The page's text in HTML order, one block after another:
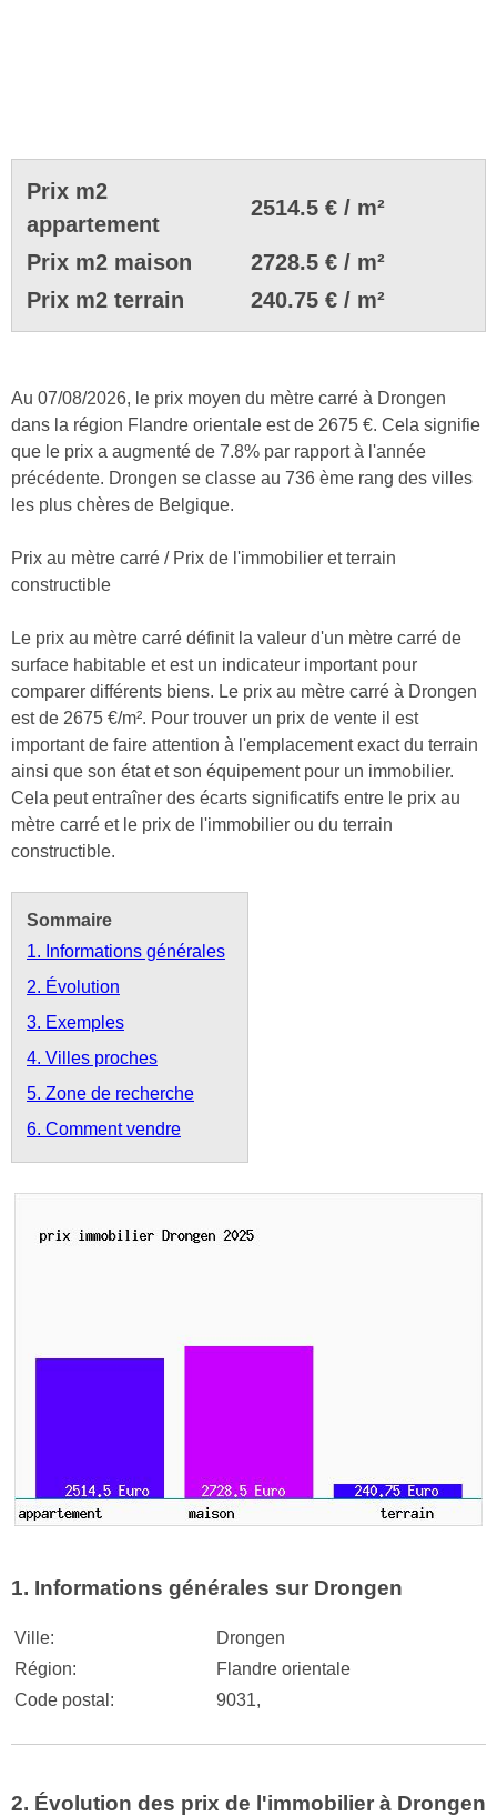
Prix m2
appartement
2514.5 € / m²
Prix m2 maison
2728.5 € / m²
Prix m2 terrain
240.75 € / m²
Au 07/08/2026, le prix moyen du mètre carré à Drongen
dans la région Flandre orientale est de 2675 €. Cela signifie
que le prix a augmenté de 7.8% par rapport à l'année
précédente. Drongen se classe au 736 ème rang des villes
les plus chères de Belgique.
Prix au mètre carré / Prix de l'immobilier et terrain
constructible
Le prix au mètre carré définit la valeur d'un mètre carré de
surface habitable et est un indicateur important pour
comparer différents biens. Le prix au mètre carré à Drongen
est de 2675 €/m². Pour trouver un prix de vente il est
important de faire attention à l'emplacement exact du terrain
ainsi que son état et son équipement pour un immobilier.
Cela peut entraîner des écarts significatifs entre le prix au
mètre carré et le prix de l'immobilier ou du terrain
constructible.
Sommaire
1. Informations générales
2. Évolution
3. Exemples
4. Villes proches
5. Zone de recherche
6. Comment vendre
1. Informations générales sur Drongen
Ville:
Drongen
Région:
Flandre orientale
Code postal:
9031,
2. Évolution des prix de l'immobilier à Drongen